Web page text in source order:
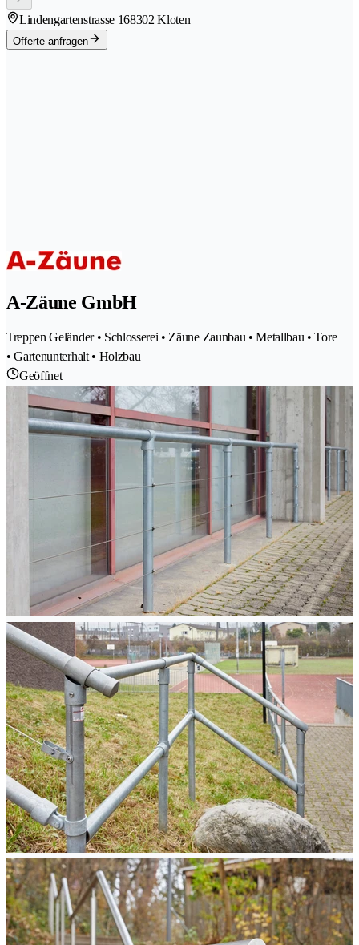
Lindengartenstrasse 168302 Kloten
Offerte anfragen
A-Zäune GmbH
Treppen Geländer • Schlosserei • Zäune Zaunbau • Metallbau • Tore
• Gartenunterhalt • Holzbau
Geöffnet